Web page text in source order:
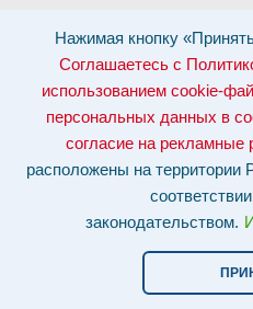
Нажимая кнопку
Соглашаетесь с
использованием cookie-
персональных данных в
согласие на рекламные
расположены на
законодательством.
Просматривая данный веб сайт, и
Политикой конфиденциальности и
Разрешаете обработку персональных
Даёте согласие на рекламные
Отозвать согласие на обработку
info@tvpolimer.ru| по телефону8 800
Наши серверы расположены на
соответствии с российским
Сайт носит исключительно